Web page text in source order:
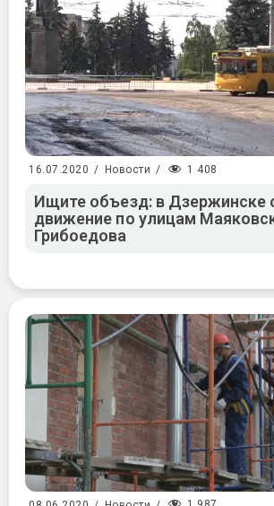
16.07.2020 / Новости / 1 408
Ищите объезд: в Дзержинске
движение по улицам
Грибоедова